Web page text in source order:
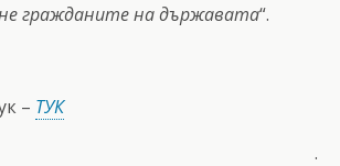
гражданите на държавата“.
– ТУК
.